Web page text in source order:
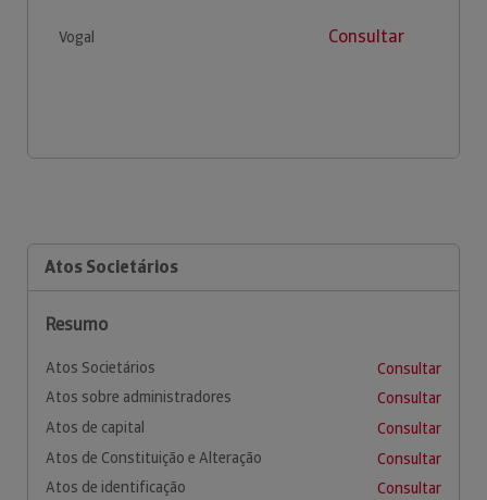
Vogal Consultar
Atos Societários
Resumo
Atos Societários
Consultar
Atos sobre administradores
Consultar
Atos de capital
Consultar
Atos de Constituição e Alteração
Consultar
Atos de identificação
Consultar